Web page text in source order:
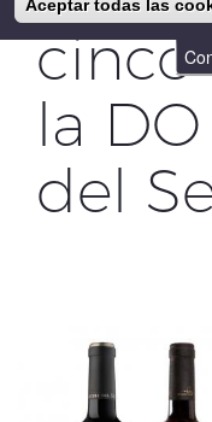
Aceptar todas las
cinco
la
del